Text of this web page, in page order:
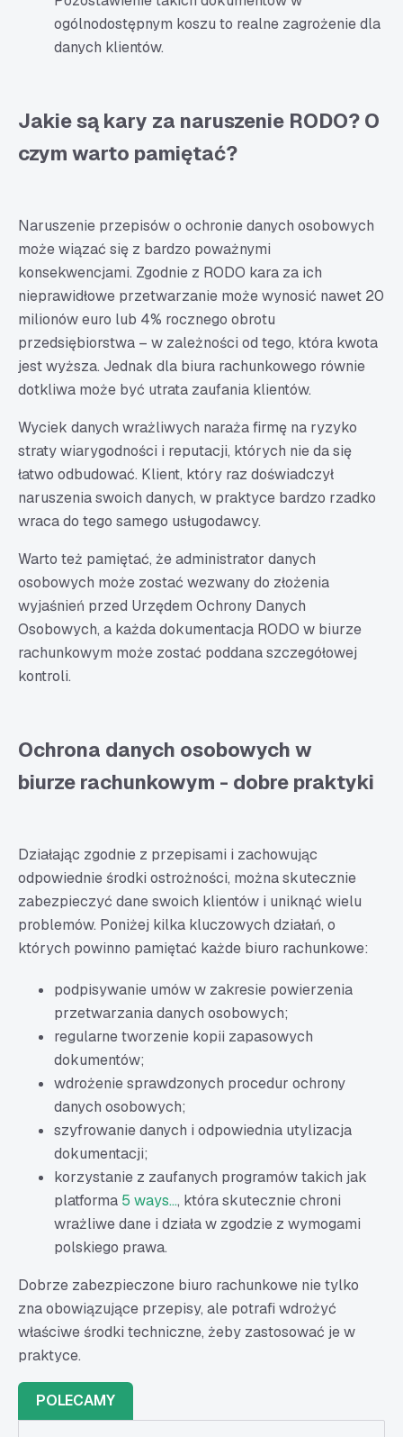
ogólnodostępnym koszu to realne zagrożenie dla
danych klientów.
Jakie są kary za naruszenie RODO? O
czym warto pamiętać?
Naruszenie przepisów o ochronie danych osobowych
może wiązać się z bardzo poważnymi
konsekwencjami. Zgodnie z RODO kara za ich
nieprawidłowe przetwarzanie może wynosić nawet 20
milionów euro lub 4% rocznego obrotu
przedsiębiorstwa – w zależności od tego, która kwota
jest wyższa. Jednak dla biura rachunkowego równie
dotkliwa może być utrata zaufania klientów.
Wyciek danych wrażliwych naraża firmę na ryzyko
straty wiarygodności i reputacji, których nie da się
łatwo odbudować. Klient, który raz doświadczył
naruszenia swoich danych, w praktyce bardzo rzadko
wraca do tego samego usługodawcy.
Warto też pamiętać, że administrator danych
osobowych może zostać wezwany do złożenia
wyjaśnień przed Urzędem Ochrony Danych
Osobowych, a każda dokumentacja RODO w biurze
rachunkowym może zostać poddana szczegółowej
kontroli.
Ochrona danych osobowych w
biurze rachunkowym - dobre praktyki
Działając zgodnie z przepisami i zachowując
odpowiednie środki ostrożności, można skutecznie
zabezpieczyć dane swoich klientów i uniknąć wielu
problemów. Poniżej kilka kluczowych działań, o
których powinno pamiętać każde biuro rachunkowe:
podpisywanie umów w zakresie powierzenia
przetwarzania danych osobowych;
regularne tworzenie kopii zapasowych
dokumentów;
wdrożenie sprawdzonych procedur ochrony
danych osobowych;
szyfrowanie danych i odpowiednia utylizacja
dokumentacji;
korzystanie z zaufanych programów takich jak
platforma 5 ways..., która skutecznie chroni
wrażliwe dane i działa w zgodzie z wymogami
polskiego prawa.
Dobrze zabezpieczone biuro rachunkowe nie tylko
zna obowiązujące przepisy, ale potrafi wdrożyć
właściwe środki techniczne, żeby zastosować je w
praktyce.
POLECAMY